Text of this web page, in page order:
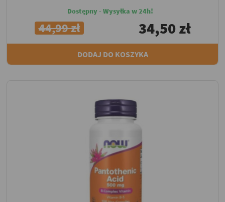
Dostępny - Wysyłka w 24h!
44,99 zł 34,50 zł
DODAJ DO KOSZYKA